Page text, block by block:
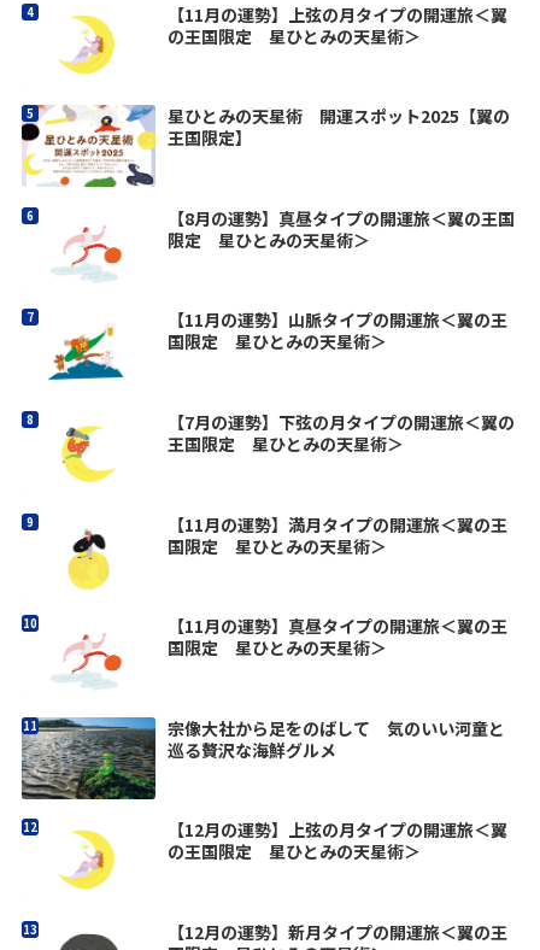
【11月の運勢】上弦の月タイプの開運旅＜翼
の王国限定 星ひとみの天星術＞
星ひとみの天星術 開運スポット2025【翼の
王国限定】
【8月の運勢】真昼タイプの開運旅＜翼の王国
限定 星ひとみの天星術＞
【11月の運勢】山脈タイプの開運旅＜翼の王
国限定 星ひとみの天星術＞
【7月の運勢】下弦の月タイプの開運旅＜翼の
王国限定 星ひとみの天星術＞
【11月の運勢】満月タイプの開運旅＜翼の王
国限定 星ひとみの天星術＞
【11月の運勢】真昼タイプの開運旅＜翼の王
国限定 星ひとみの天星術＞
宗像大社から足をのばして 気のいい河童と
巡る贅沢な海鮮グルメ
【12月の運勢】上弦の月タイプの開運旅＜翼
の王国限定 星ひとみの天星術＞
【12月の運勢】新月タイプの開運旅＜翼の王